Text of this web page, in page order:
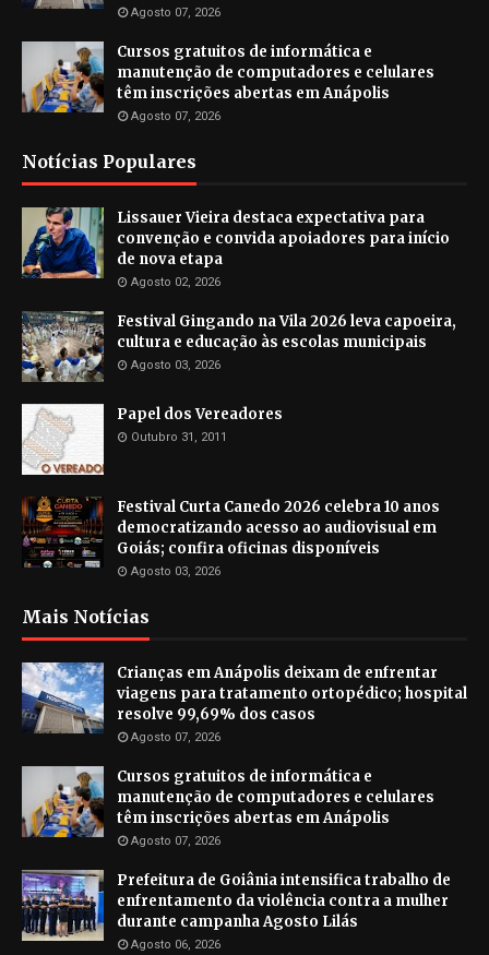
Agosto 07, 2026
Cursos gratuitos de informática e
manutenção de computadores e celulares
têm inscrições abertas em Anápolis
Agosto 07, 2026
Notícias Populares
Lissauer Vieira destaca expectativa para
convenção e convida apoiadores para início
de nova etapa
Agosto 02, 2026
Festival Gingando na Vila 2026 leva capoeira,
cultura e educação às escolas municipais
Agosto 03, 2026
Papel dos Vereadores
Outubro 31, 2011
Festival Curta Canedo 2026 celebra 10 anos
democratizando acesso ao audiovisual em
Goiás; confira oficinas disponíveis
Agosto 03, 2026
Mais Notícias
Crianças em Anápolis deixam de enfrentar
viagens para tratamento ortopédico; hospital
resolve 99,69% dos casos
Agosto 07, 2026
Cursos gratuitos de informática e
manutenção de computadores e celulares
têm inscrições abertas em Anápolis
Agosto 07, 2026
Prefeitura de Goiânia intensifica trabalho de
enfrentamento da violência contra a mulher
durante campanha Agosto Lilás
Agosto 06, 2026